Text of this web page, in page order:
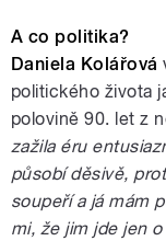
A co politika?
Daniela Kolářová
politického života
polovině 90. let z
zažila éru
působí děsivě,
soupeří a já mám
mi, že jim jde jen